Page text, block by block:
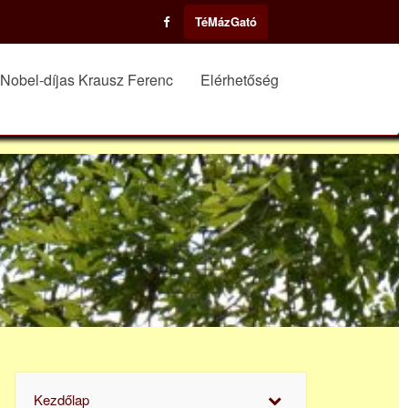
TéMázGató
Nobel-díjas Krausz Ferenc Elérhetőség
Kezdőlap